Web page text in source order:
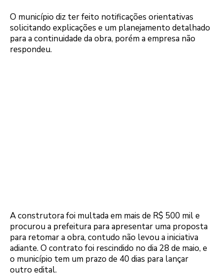
O município diz ter feito notificações orientativas
solicitando explicações e um planejamento detalhado
para a continuidade da obra, porém a empresa não
respondeu.
A construtora foi multada em mais de R$ 500 mil e
procurou a prefeitura para apresentar uma proposta
para retomar a obra, contudo não levou a iniciativa
adiante. O contrato foi rescindido no dia 28 de maio, e
o município tem um prazo de 40 dias para lançar
outro edital.